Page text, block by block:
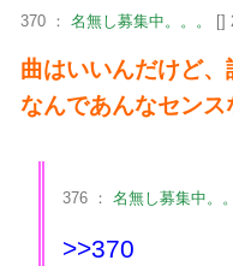
370 ： 名無し募集中。。。 []
曲はいいんだけど、
なんであんなセンス
376 ： 名無し募集中。
>>370